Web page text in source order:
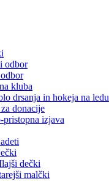
odbor
kluba
drsanja in hokeja na ledu
donacije
pristopna izjava
dečki
malčki